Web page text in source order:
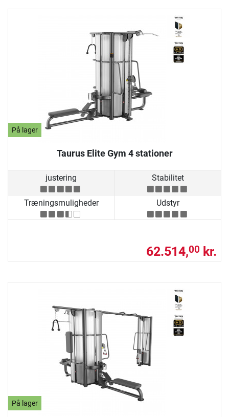
På lager
Taurus Elite Gym 4 stationer
justering Stabilitet
Træningsmuligheder Udstyr
62.514,00 kr.
På lager